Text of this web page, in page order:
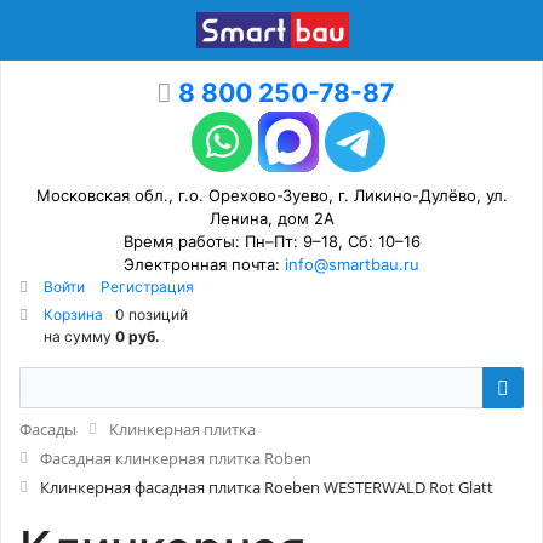
8 800 250-78-87
Московская обл., г.о. Орехово-Зуево, г. Ликино-Дулёво, ул.
Ленина, дом 2А
Время работы: Пн–Пт: 9–18, Сб: 10–16
Электронная почта: info@smartbau.ru
Войти
Регистрация
Корзина
0 позиций
на сумму 0 руб.
Фасады
Клинкерная плитка
Фасадная клинкерная плитка Roben
Клинкерная фасадная плитка Roeben WESTERWALD Rot Glatt